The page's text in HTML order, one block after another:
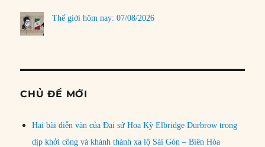
Thế giới hôm nay: 07/08/2026
CHỦ ĐỀ MỚI
Hai bài diễn văn của Đại sứ Hoa Kỳ Elbridge Durbrow trong
dịp khởi công và khánh thành xa lộ Sài Gòn – Biên Hòa